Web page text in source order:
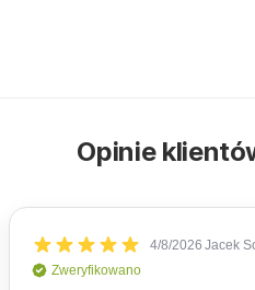
Opinie